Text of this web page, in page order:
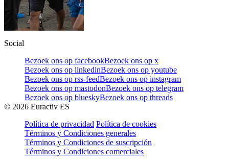
Social
Bezoek ons op facebookBezoek ons op x
Bezoek ons op linkedinBezoek ons op youtube
Bezoek ons op rss-feedBezoek ons op instagram
Bezoek ons op mastodonBezoek ons op telegram
Bezoek ons op blueskyBezoek ons op threads
© 2026 Euractiv ES
Política de privacidad Política de cookies
Términos y Condiciones generales
Términos y Condiciones de suscripción
Términos y Condiciones comerciales